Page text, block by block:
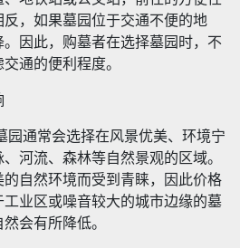
，如果墓园位于交通不便的地
因此，购墓者在选择墓园时，不
通的便利程度。
园通常会选择在风景优美、环境宁
河流、森林等自然景观的区域。
自然环境而受到青睐，因此价格
业区或噪音较大的城市边缘的墓
会有所降低。